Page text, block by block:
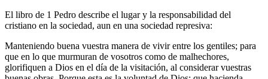
El libro de 1 Pedro describe el lugar y la responsabilidad del
cristiano en la sociedad, aun en una sociedad represiva:
Manteniendo buena vuestra manera de vivir entre los gentiles; para
que en lo que murmuran de vosotros como de malhechores,
glorifiquen a Dios en el día de la visitación, al considerar vuestras